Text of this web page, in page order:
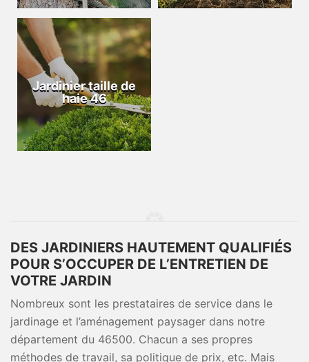
Jardinier taille de
haie 46
DES JARDINIERS HAUTEMENT QUALIFIÉS
POUR S’OCCUPER DE L’ENTRETIEN DE
VOTRE JARDIN
Nombreux sont les prestataires de service dans le
jardinage et l’aménagement paysager dans notre
département du 46500. Chacun a ses propres
méthodes de travail, sa politique de prix, etc. Mais